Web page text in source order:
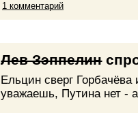
1 комментарий
Лев Зэппелин
Ельцин сверг
уважаешь, Путина нет -